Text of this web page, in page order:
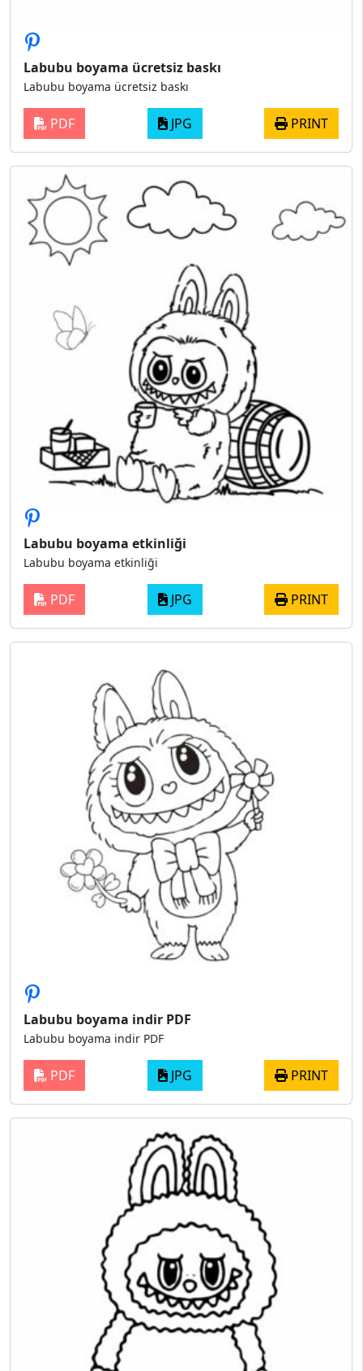
Labubu boyama ücretsiz baskı
Labubu boyama ücretsiz baskı
PDF JPG PRINT
Labubu boyama etkinliği
Labubu boyama etkinliği
PDF JPG PRINT
Labubu boyama indir PDF
Labubu boyama indir PDF
PDF JPG PRINT